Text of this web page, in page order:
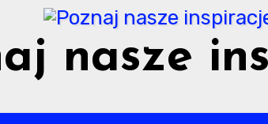
nasze